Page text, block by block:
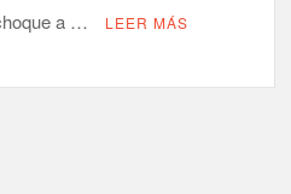
in the Global Supply Chain
in the first quarter of 2023
a …
LEER MÁS